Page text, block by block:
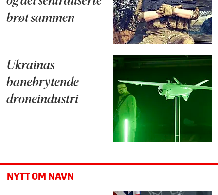
brøt sammen
Ukrainas
banebrytende
droneindustri
NYTT OM NAVN